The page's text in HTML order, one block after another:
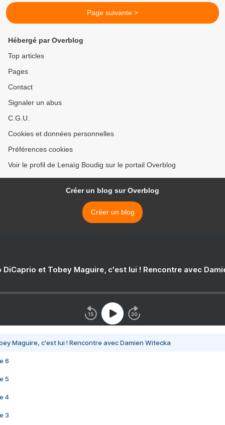
Page suivante >
Hébergé par Overblog
Top articles
Pages
Contact
Signaler un abus
C.G.U.
Cookies et données personnelles
Préférences cookies
Voir le profil de Lenaïg Boudig sur le portail Overblog
Créer un blog sur Overblog
Créer un blog
DiCaprio et Tobey Maguire, c'est lui ! Rencontre avec
Maguire, c'est lui ! Rencontre avec Damien Witecka
6
5
4
3